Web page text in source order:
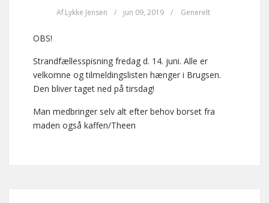
Af Lykke Jensen / jun 09, 2019 / Generelt
OBS!
Strandfællesspisning fredag d. 14. juni. Alle er
velkomne og tilmeldingslisten hænger i Brugsen.
Den bliver taget ned på tirsdag!
Man medbringer selv alt efter behov borset fra
maden også kaffen/Theen